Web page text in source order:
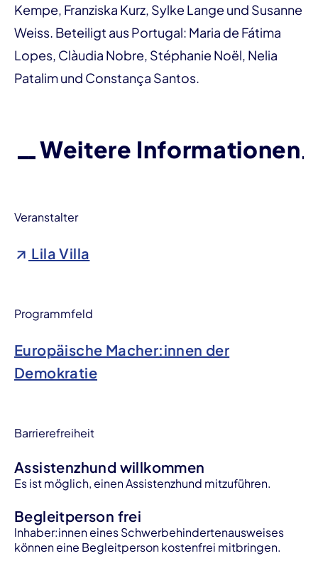
Kempe, Franziska Kurz, Sylke Lange und Susanne
Weiss. Beteiligt aus Portugal: Maria de Fátima
Lopes, Clàudia Nobre, Stéphanie Noël, Nelia
Patalim und Constança Santos.
Weitere Informationen
Veranstalter
Lila Villa
Programmfeld
Europäische Macher:innen der
Demokratie
Barrierefreiheit
Assistenzhund willkommen
Es ist möglich, einen Assistenzhund mitzuführen.
Begleitperson frei
lnhaber:innen eines Schwerbehindertenausweises
können eine Begleitperson kostenfrei mitbringen.